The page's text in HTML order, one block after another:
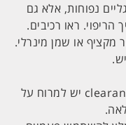
נפוחות, אלא גם
ראו רכיבים.
מקציף או שמן מינרלי.
בסיום שלבי טיפול הפדיקור בשיטת clearance יש למרוח על